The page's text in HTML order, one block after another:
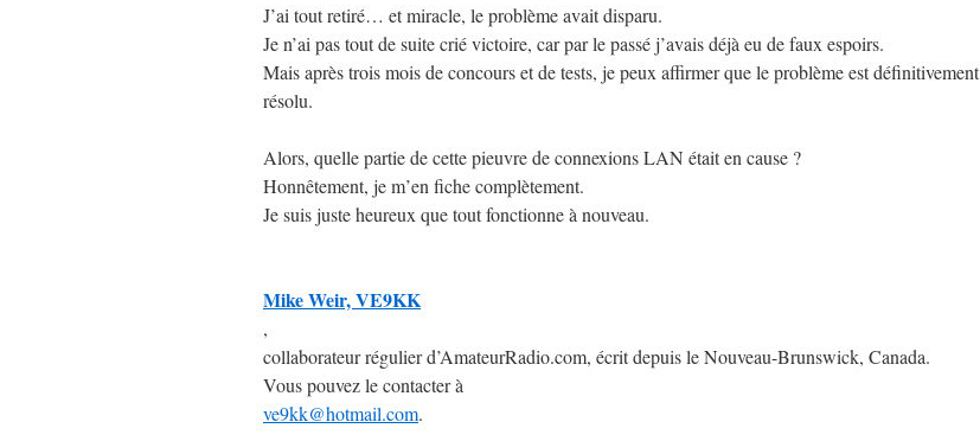
J’ai tout retiré… et miracle, le problème avait disparu.
Je n’ai pas tout de suite crié victoire, car par le passé j’avais déjà eu de faux espoirs.
Mais après trois mois de concours et de tests, je peux affirmer que le problème est définitivement
résolu.
Alors, quelle partie de cette pieuvre de connexions LAN était en cause ?
Honnêtement, je m’en fiche complètement.
Je suis juste heureux que tout fonctionne à nouveau.
Mike Weir, VE9KK
,
collaborateur régulier d’AmateurRadio.com, écrit depuis le Nouveau-Brunswick, Canada.
Vous pouvez le contacter à
ve9kk@hotmail.com.